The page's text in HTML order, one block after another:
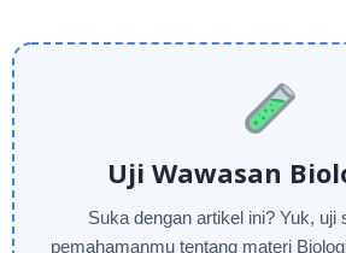
Uji Wawasan
Suka dengan artikel ini? Yuk, uji
pemahamanmu tentang materi